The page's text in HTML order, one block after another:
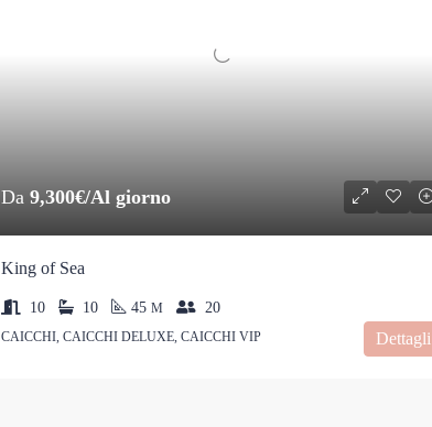
Da9,300€/Al giorno
King of Sea
10 10 45 M 20
CAICCHI, CAICCHI DELUXE, CAICCHI VIP Dettagli